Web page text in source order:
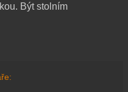
Být stolním